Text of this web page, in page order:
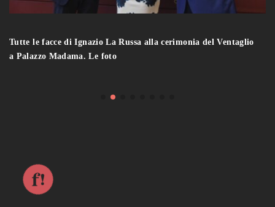
Tutte le facce di Ignazio La Russa alla cerimonia del Ventaglio
a Palazzo Madama. Le foto